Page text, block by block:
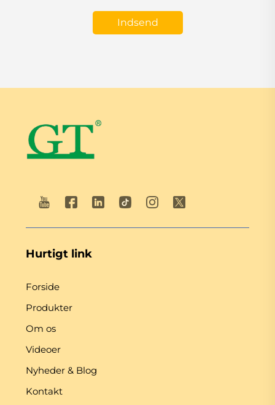
Indsend
Hurtigt link
Forside
Produkter
Om os
Videoer
Nyheder & Blog
Kontakt